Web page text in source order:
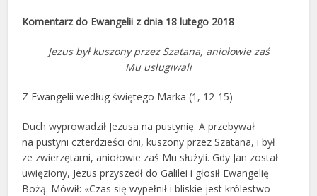
Komentarz do Ewangelii z dnia 18 lutego 2018
Jezus był kuszony przez Szatana, aniołowie zaś
Mu usługiwali
Z Ewangelii według świętego Marka (1, 12-15)
Duch wyprowadził Jezusa na pustynię. A przebywał
na pustyni czterdzieści dni, kuszony przez Szatana, i był
ze zwierzętami, aniołowie zaś Mu służyli. Gdy Jan został
uwięziony, Jezus przyszedł do Galilei i głosił Ewangelię
Bożą. Mówił: «Czas się wypełnił i bliskie jest królestwo